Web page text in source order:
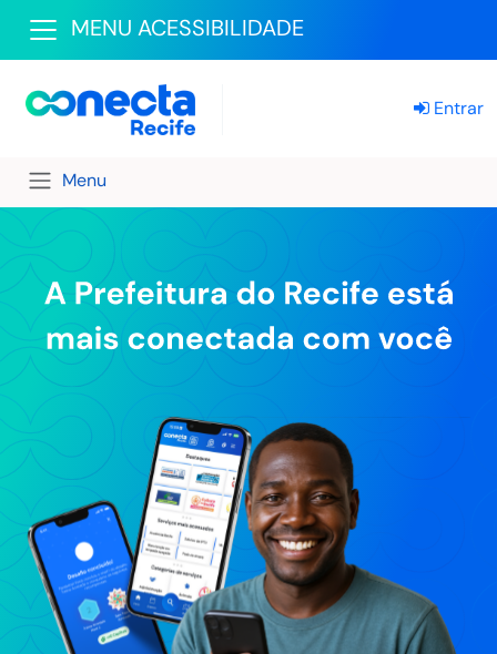
MENU ACESSIBILIDADE
Entrar
Menu